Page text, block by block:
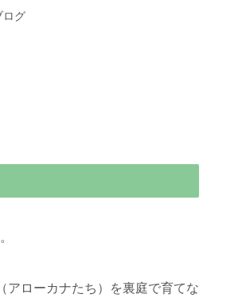
ログ
アローカナたち）を裏庭で育てな